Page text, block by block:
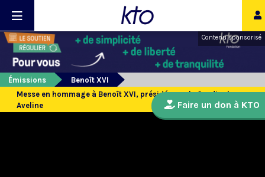
Contenu sponsorisé
Émissions
Benoît XVI
Messe en hommage à Benoît XVI, présidée par le Cardinal
Aveline
Faire un don à KTO